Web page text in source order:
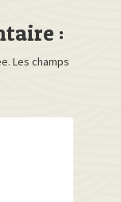
:
Les champs